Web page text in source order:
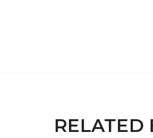
RELATED